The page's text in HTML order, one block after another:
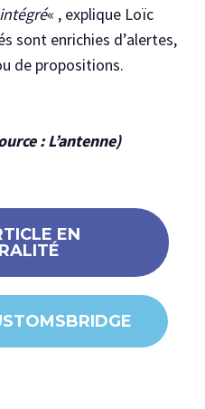
« , explique Loïc
sont enrichies d’alertes,
de propositions.
: L’antenne)
EN